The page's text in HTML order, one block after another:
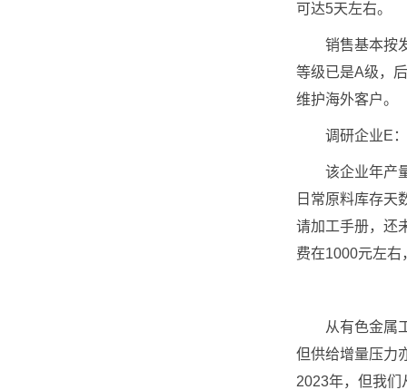
可达5天左右。
销售基本按发
等级已是A级，
维护海外客户。
调研企业E：
该企业年产量
日常原料库存天
请加工手册，还
费在1000元左右
从有色金属工
但供给增量压力
2023年，但我们